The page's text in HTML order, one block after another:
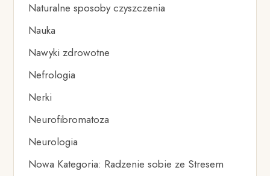
Naturalne sposoby czyszczenia
Nauka
Nawyki zdrowotne
Nefrologia
Nerki
Neurofibromatoza
Neurologia
Nowa Kategoria: Radzenie sobie ze Stresem